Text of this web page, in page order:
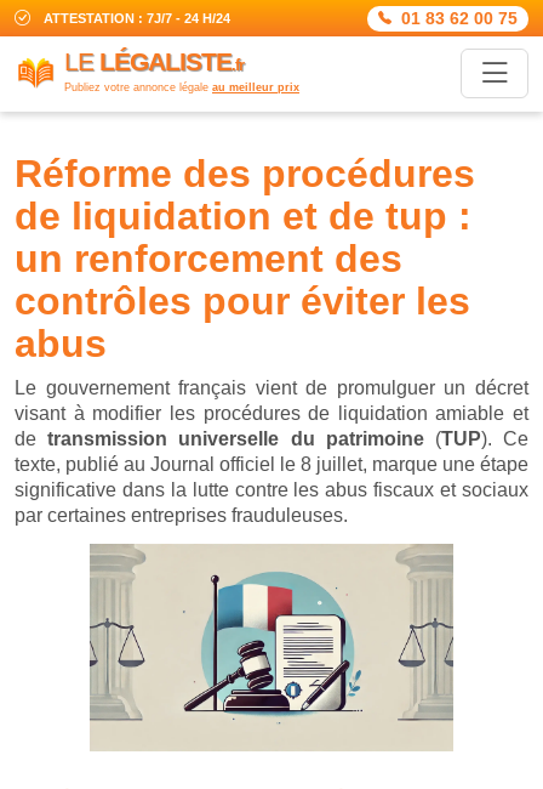
ATTESTATION : 7J/7 - 24 H/24 01 83 62 00 75
LE LÉGALISTE.fr
Publiez votre annonce légale au meilleur prix
réforme des procédures
de liquidation et de tup :
un renforcement des
contrôles pour éviter les
abus
Le gouvernement français vient de promulguer un décret
visant à modifier les procédures de liquidation amiable et
de transmission universelle du patrimoine(TUP). Ce
texte, publié au Journal officiel le 8 juillet, marque une étape
significative dans la lutte contre les abus fiscaux et sociaux
par certaines entreprises frauduleuses.